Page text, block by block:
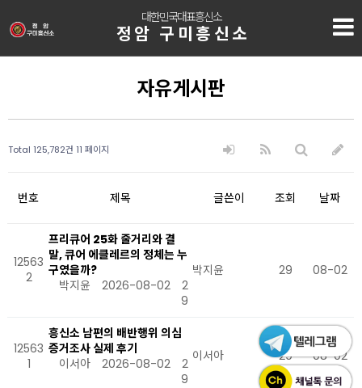
대한민국대표흥신소
정암 구미흥신소
자유게시판
Total 125,782건 11 페이지
번호 제목 글쓴이 조회 날짜
12563
2
프리큐어 25화 줄거리와 결
말, 큐어 에클레르의 정체는 누
구였을까?
박지윤
2026-08-02
2
9
박지윤 29 08-02
12563
1
흥신소 남편의 배반행위 의심
증거조사 실제 후기
이서아
2026-08-02
2
9
이서아 29 08-02